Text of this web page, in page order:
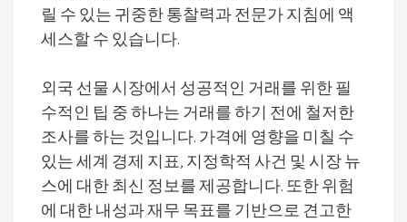
릴 수 있는 귀중한 통찰력과 전문가 지침에 액
세스할 수 있습니다.
외국 선물 시장에서 성공적인 거래를 위한 필
수적인 팁 중 하나는 거래를 하기 전에 철저한
조사를 하는 것입니다. 가격에 영향을 미칠 수
있는 세계 경제 지표, 지정학적 사건 및 시장 뉴
스에 대한 최신 정보를 제공합니다. 또한 위험
에 대한 내성과 재무 목표를 기반으로 견고한